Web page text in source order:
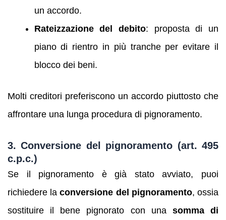
un accordo.
Rateizzazione del debito: proposta di un
piano di rientro in più tranche per evitare il
blocco dei beni.
Molti creditori preferiscono un accordo piuttosto che
affrontare una lunga procedura di pignoramento.
3. Conversione del pignoramento (art. 495
c.p.c.)
Se il pignoramento è già stato avviato, puoi
richiedere laconversione del pignoramento, ossia
sostituire il bene pignorato con una somma di